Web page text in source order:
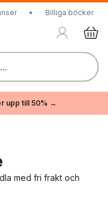
• Billiga böcker
upp till 50% →
med fri frakt och